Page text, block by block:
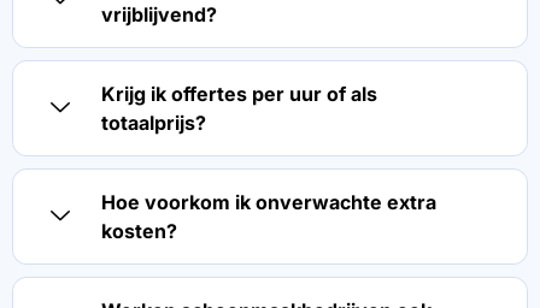
vrijblijvend?
Krijg ik offertes per uur of als
totaalprijs?
Hoe voorkom ik onverwachte extra
kosten?